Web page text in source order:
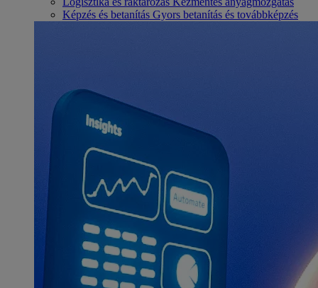
Képzés és betanítás Gyors betanítás és továbbképzés